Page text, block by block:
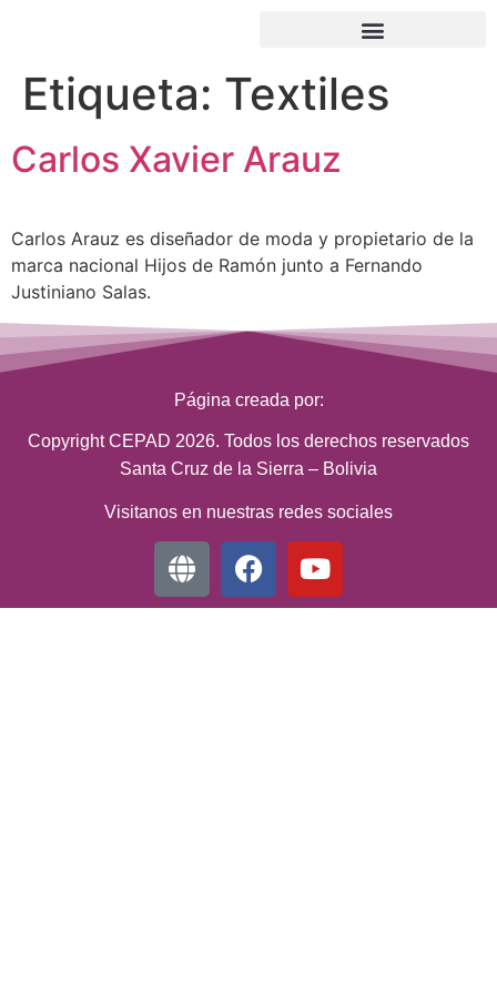
Etiqueta: Textiles
Carlos Xavier Arauz
Carlos Arauz es diseñador de moda y propietario de la
marca nacional Hijos de Ramón junto a Fernando
Justiniano Salas.
Página creada por:
Copyright CEPAD 2026. Todos los derechos reservados
Santa Cruz de la Sierra – Bolivia
Visitanos en nuestras redes sociales